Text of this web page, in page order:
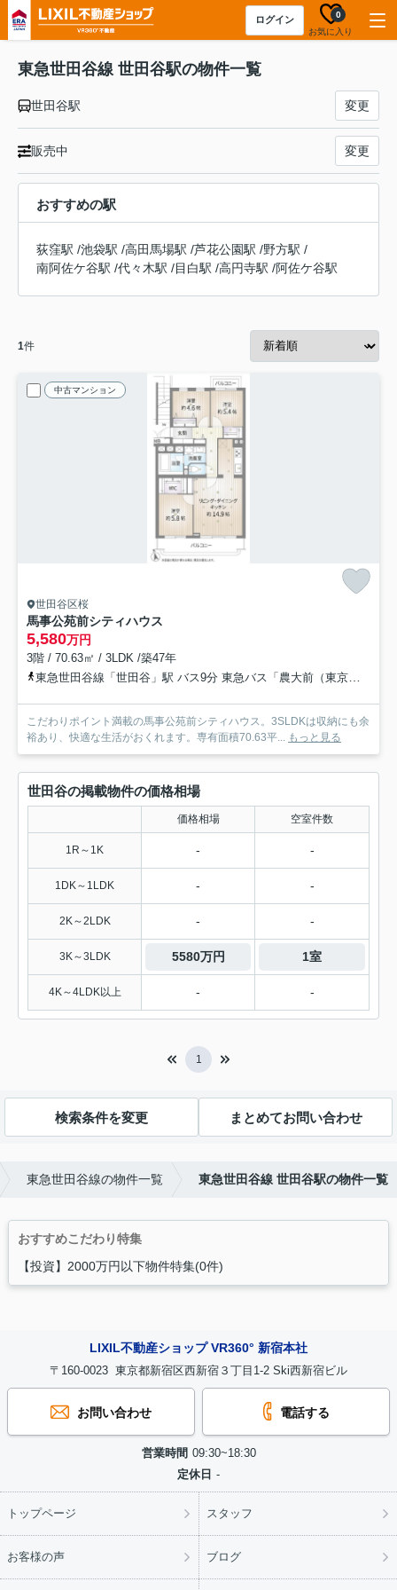
ログイン
お気に入り
0
東急世田谷線 世田谷駅の物件一覧
世田谷駅 変更
販売中 変更
おすすめの駅
荻窪駅 /池袋駅 /高田馬場駅 /芦花公園駅 /野方駅 /
南阿佐ケ谷駅 /代々木駅 /目白駅 /高円寺駅 /阿佐ケ谷駅
1件
中古マンション
世田谷区桜
馬事公苑前シティハウス
5,580万円
3階 / 70.63㎡ / 3LDK /築47年
東急世田谷線「世田谷」駅 バス9分 東急バス「農大前（東京都）」 停歩2分
こだわりポイント満載の馬事公苑前シティハウス。3SLDKは収納にも余
裕あり、快適な生活がおくれます。専有面積70.63平... もっと見る
世田谷の掲載物件の価格相場
価格相場 空室件数
1R～1K - -
1DK～1LDK - -
2K～2LDK - -
3K～3LDK 5580万円 1室
4K～4LDK以上 - -
1
検索条件を変更 まとめてお問い合わせ
東急世田谷線の物件一覧 東急世田谷線 世田谷駅の物件一覧
おすすめこだわり特集
【投資】2000万円以下物件特集(0件)
LIXIL不動産ショップ VR360° 新宿本社
〒160-0023 東京都新宿区西新宿３丁目1-2 Ski西新宿ビル
お問い合わせ 電話する
営業時間 09:30~18:30
定休日 -
トップページ スタッフ
お客様の声 ブログ